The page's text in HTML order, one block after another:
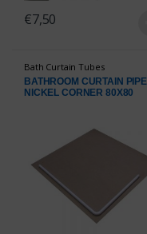
€7,50
Bath Curtain Tubes
BATHROOM CURTAIN PIPE
NICKEL CORNER 80X80